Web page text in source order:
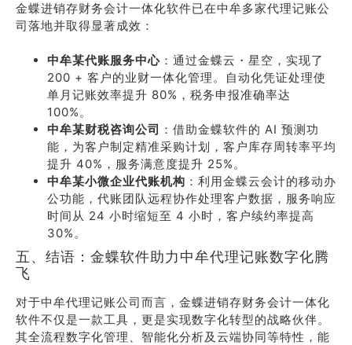
金蝶进销存财务会计一体化软件已在中牟多家代理记账公
司落地并取得显著成效：
中牟某代账服务中心 ：通过金蝶云・星空，实现了
200 + 客户的业财一体化管理。自动化凭证处理使
单月记账效率提升 80%，税务申报准确率达
100%。
中牟某财税咨询公司 ：借助金蝶软件的 AI 预测功
能，为客户制定精准采购计划，客户库存周转率平均
提升 40%，服务满意度提升 25%。
中牟某小微企业代账机构 ：利用金蝶云会计的移动办
公功能，代账团队远程协作处理客户数据，服务响应
时间从 24 小时缩短至 4 小时，客户续约率提高
30%。
五、结语：金蝶软件助力中牟代理记账数字化腾
飞
对于中牟代理记账公司而言，金蝶进销存财务会计一体化
软件不仅是一款工具，更是实现数字化转型的战略伙伴。
其全流程数字化管理、智能化分析及云端协同等特性，能